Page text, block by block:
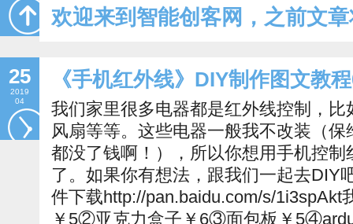
欢迎来到智能创客网，之前文
25
2019
04
《手机红外线》DIY制作图文教
我们家里很多电器都是红外线控制，
风扇等等。这些电器一般我不改装（
都没了钱啊！），所以你想用手机控
了。如果你有想法，跟我们一起去DIY
件下载http://pan.baidu.com/s/
￥5②亚克力盒子￥6③面包板￥